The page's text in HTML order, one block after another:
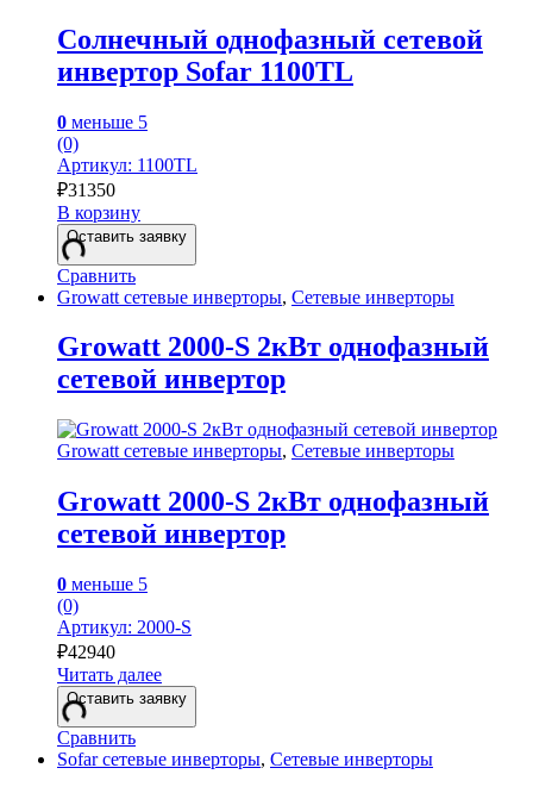
Солнечный однофазный сетевой
инвертор Sofar 1100TL
0 меньше 5
(0)
Артикул: 1100TL
₽31350
В корзину
Оставить заявку
Сравнить
Growatt сетевые инверторы, Сетевые инверторы
Growatt 2000-S 2кВт однофазный
сетевой инвертор
Growatt сетевые инверторы, Сетевые инверторы
Growatt 2000-S 2кВт однофазный
сетевой инвертор
0 меньше 5
(0)
Артикул: 2000-S
₽42940
Читать далее
Оставить заявку
Сравнить
Sofar сетевые инверторы, Сетевые инверторы